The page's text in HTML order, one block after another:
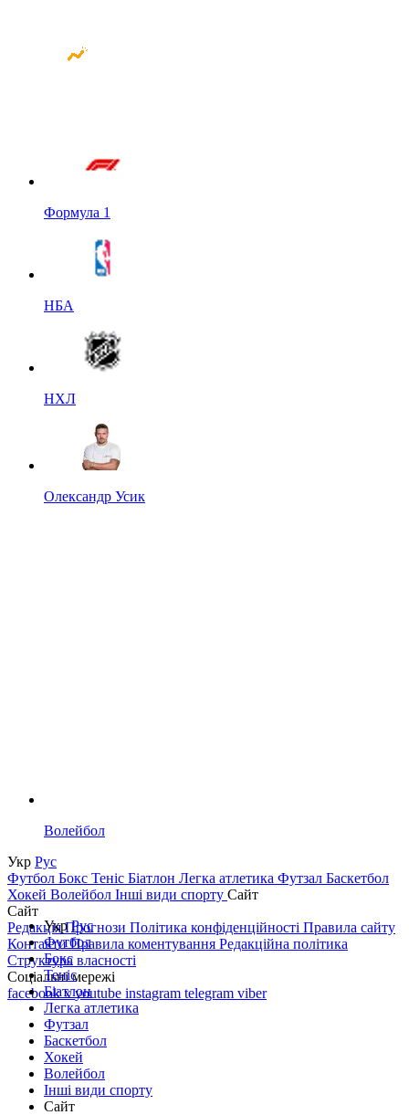
Формула 1
НБА
НХЛ
Олександр Усик
Волейбол
Укр Рус
Футбол Бокс Теніс Біатлон Легка атлетика Футзал Баскетбол
Хокей Волейбол Інші види спорту Сайт
Сайт
РедакціяПрогнози Політика конфіденційності Правила сайту
КонтактиПравила коментування Редакційна політика
Структура власності
Соціальні мережі
facebookxyoutube instagram telegram viber
УкрРус
Футбол
Бокс
Теніс
Біатлон
Легка атлетика
Футзал
Баскетбол
Хокей
Волейбол
Інші види спорту
Сайт